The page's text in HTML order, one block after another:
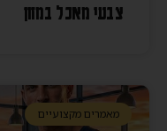
צבעי מאכל במזון
מאמרים מקצועיים